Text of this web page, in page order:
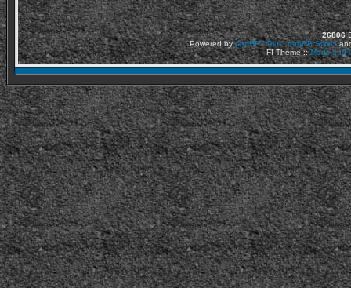
26806
Powered byphpBB2 Plus,phpBB Styles
FI Theme ::Mods and